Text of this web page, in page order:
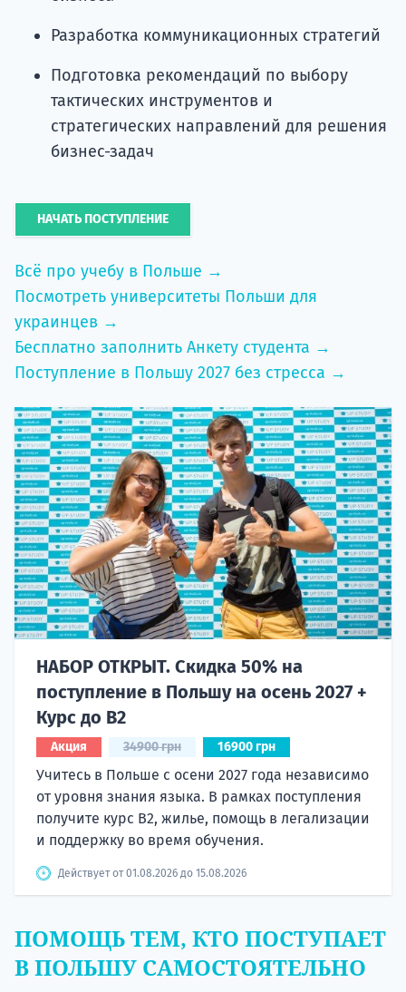
Разработка коммуникационных стратегий
Подготовка рекомендаций по выбору
тактических инструментов и
стратегических направлений для решения
бизнес-задач
НАЧАТЬ ПОСТУПЛЕНИЕ
Всё про учебу в Польше →
Посмотреть университеты Польши для
украинцев →
Бесплатно заполнить Анкету студента →
Поступление в Польшу 2027 без стресса →
НАБОР ОТКРЫТ. Скидка 50% на
поступление в Польшу на осень 2027 +
Курс до B2
Акция 34900 грн 16900 грн
Учитесь в Польше с осени 2027 года независимо
от уровня знания языка. В рамках поступления
получите курс B2, жилье, помощь в легализации
и поддержку во время обучения.
Действует от 01.08.2026 до 15.08.2026
ПОМОЩЬ ТЕМ, КТО ПОСТУПАЕТ
В ПОЛЬШУ САМОСТОЯТЕЛЬНО